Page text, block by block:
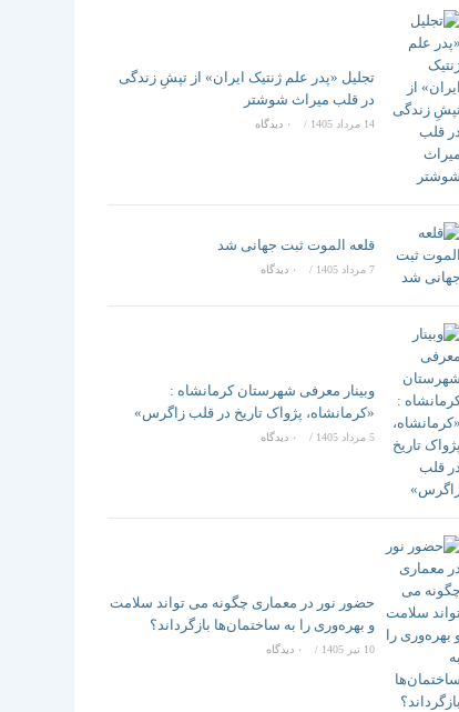
تجلیل «پدر علم ژنتیک ایران» از تپشِ زندگی
در قلب میراث شوشتر
14 مرداد 1405 / ۰ دیدگاه
قلعه الموت ثبت جهانی شد
7 مرداد 1405 / ۰ دیدگاه
وبینار معرفی شهرستان کرمانشاه :
«کرمانشاه، پژواک تاریخ در قلب زاگرس»
5 مرداد 1405 / ۰ دیدگاه
حضور نور در معماری چگونه می تواند سلامت
و بهره‌وری را به ساختمان‌ها بازگرداند؟
10 تیر 1405 / ۰ دیدگاه